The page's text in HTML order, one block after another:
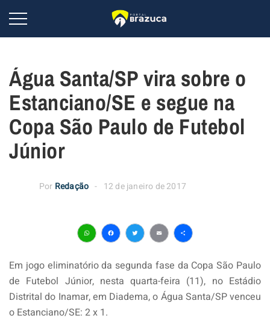
Água Santa/SP vira sobre o
Estanciano/SE e segue na
Copa São Paulo de Futebol
Júnior
Por Redação 12 de janeiro de 2017
WhatsApp
Facebook
Twitter
EmailShare
Em jogo eliminatório da segunda fase da Copa São Paulo
de Futebol Júnior, nesta quarta-feira (11), no Estádio
Distrital do Inamar, em Diadema, o Água Santa/SP venceu
o Estanciano/SE: 2 x 1.